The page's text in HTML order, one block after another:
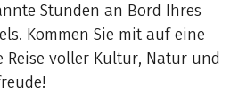
Stunden an Bord Ihres
Kommen Sie mit auf eine
Reise voller Kultur, Natur und